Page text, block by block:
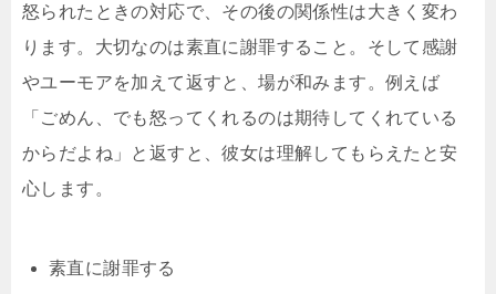
怒られたときの対応で、その後の関係性は大きく変わ
ります。大切なのは素直に謝罪すること。そして感謝
やユーモアを加えて返すと、場が和みます。例えば
「ごめん、でも怒ってくれるのは期待してくれている
からだよね」と返すと、彼女は理解してもらえたと安
心します。
素直に謝罪する